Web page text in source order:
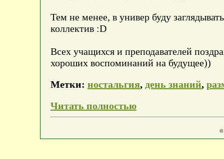
Тем не менее, в универ буду
коллектив :D
Всех учащихся и преподавателей
хороших воспоминаний на будущее))
Метки: ностальгия, день знаний,
Читать полностью
©